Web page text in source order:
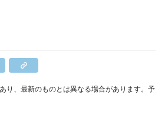
り、最新のものとは異なる場合があります。予